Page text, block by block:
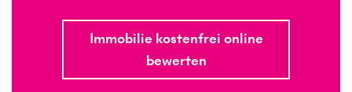
Immobilie kostenfrei online
bewerten